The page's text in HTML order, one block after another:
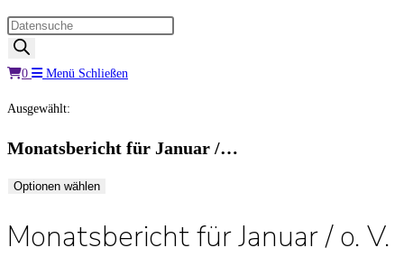
umschalten
Products
search
0
Menü Schließen
Ausgewählt:
Monatsbericht für Januar /…
Optionen wählen
Monatsbericht für Januar / o. V.